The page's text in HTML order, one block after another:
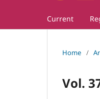
Current
Home /
Vol.